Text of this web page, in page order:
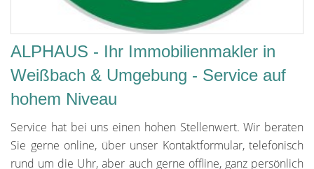
ALPHAUS - Ihr Immobilienmakler in
Weißbach & Umgebung - Service auf
hohem Niveau
Service hat bei uns einen hohen Stellenwert. Wir beraten
Sie gerne online, über unser Kontaktformular, telefonisch
rund um die Uhr, aber auch gerne offline, ganz persönlich